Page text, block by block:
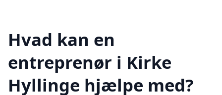
Hvad kan en
entreprenør i Kirke
Hyllinge hjælpe med?